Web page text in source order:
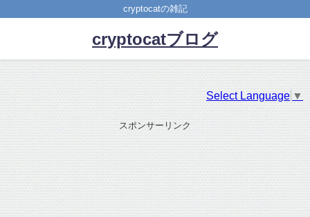
cryptocatの雑記
cryptocatブログ
Select Language ▼
スポンサーリンク